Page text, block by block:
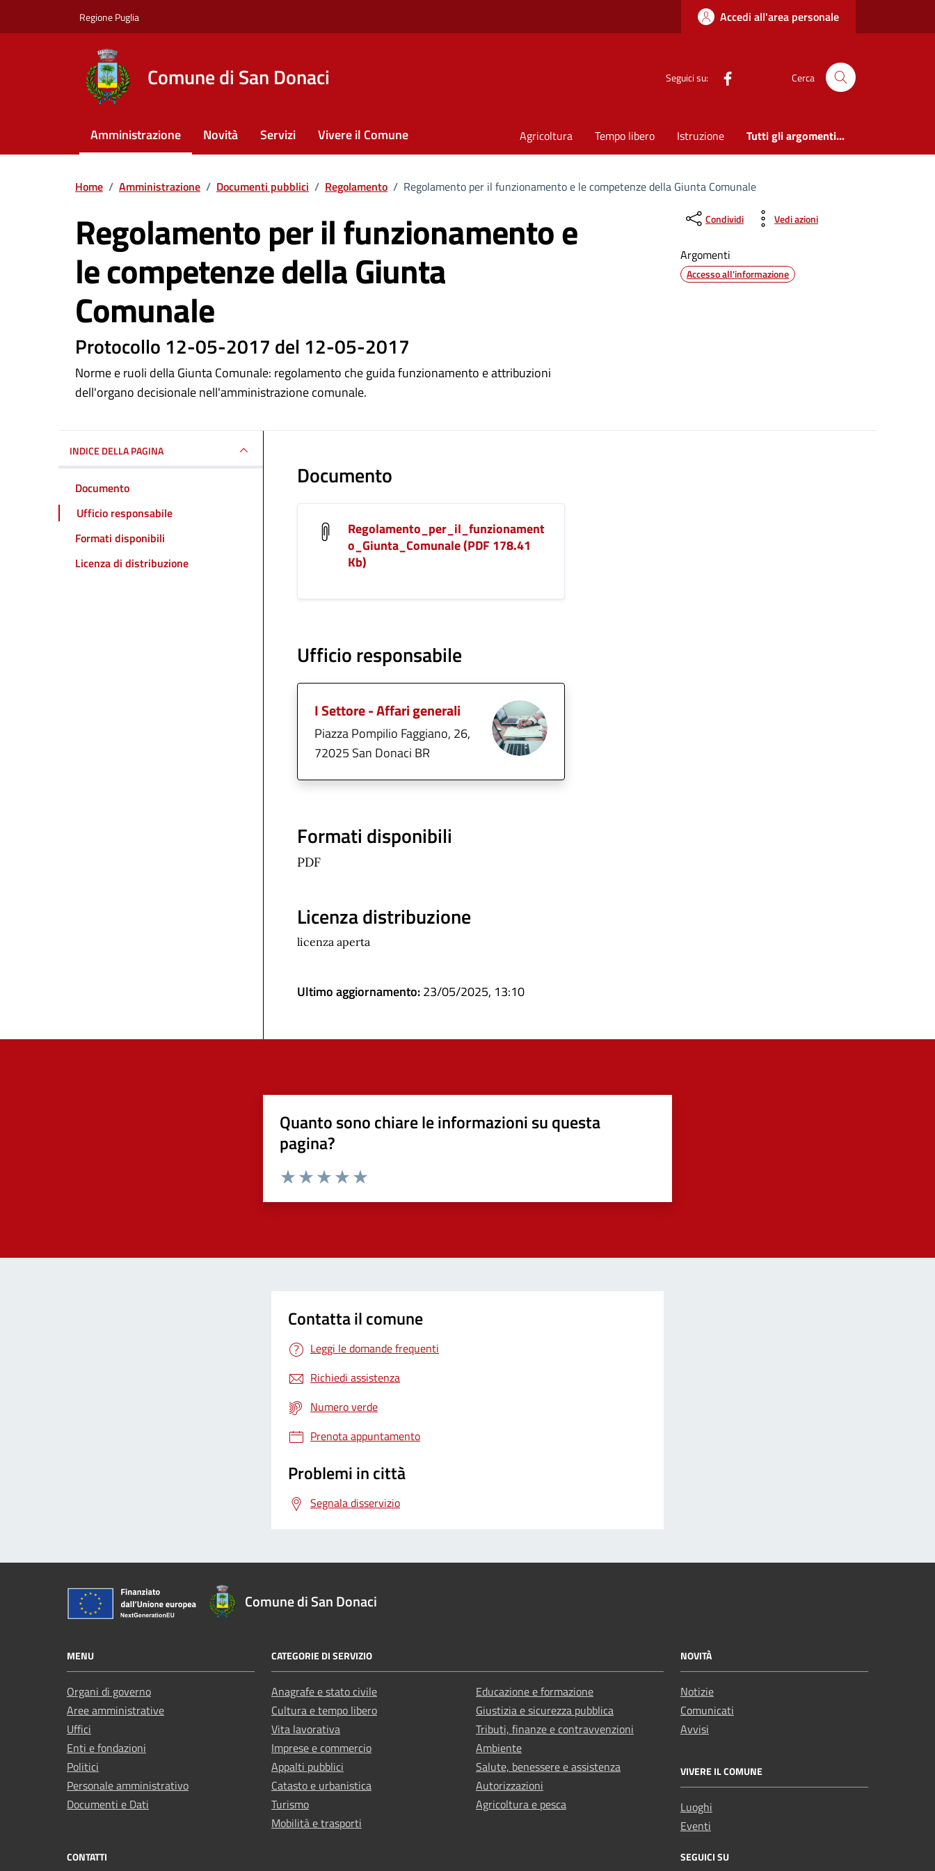
Regione Puglia Accedi all'area personale
Comune di San Donaci Seguici su: Cerca
Amministrazione Novità Servizi Vivere il Comune Agricoltura Tempo libero Istruzione Tutti gli argomenti...
Home / Amministrazione / Documenti pubblici / Regolamento / Regolamento per il funzionamento e le competenze della Giunta Comunale
Regolamento per il funzionamento e
le competenze della Giunta
Comunale
Dettagli del documento
Protocollo 12-05-2017 del 12-05-2017
Norme e ruoli della Giunta Comunale: regolamento che guida funzionamento e attribuzioni
dell'organo decisionale nell'amministrazione comunale.
Condividi Vedi azioni
Argomenti
Accesso all'informazione
INDICE DELLA PAGINA
Documento
Ufficio responsabile
Formati disponibili
Licenza di distribuzione
Documento
Regolamento_per_il_funzionament
o_Giunta_Comunale (PDF 178.41
Kb)
Ufficio responsabile
I Settore - Affari generali
Piazza Pompilio Faggiano, 26,
72025 San Donaci BR
Formati disponibili
PDF
Licenza distribuzione
licenza aperta
Ultimo aggiornamento:23/05/2025, 13:10
Quanto sono chiare le informazioni su questa
pagina?
Contatta il comune
Leggi le domande frequenti
Richiedi assistenza
Numero verde
Prenota appuntamento
Problemi in città
Segnala disservizio
Comune di San Donaci
MENU
Organi di governo
Aree amministrative
Uffici
Enti e fondazioni
Politici
Personale amministrativo
Documenti e Dati
CATEGORIE DI SERVIZIO
Anagrafe e stato civile
Cultura e tempo libero
Vita lavorativa
Imprese e commercio
Appalti pubblici
Catasto e urbanistica
Turismo
Mobilità e trasporti
Educazione e formazione
Giustizia e sicurezza pubblica
Tributi, finanze e contravvenzioni
Ambiente
Salute, benessere e assistenza
Autorizzazioni
Agricoltura e pesca
NOVITÀ
Notizie
Comunicati
Avvisi
VIVERE IL COMUNE
Luoghi
Eventi
CONTATTI SEGUICI SU